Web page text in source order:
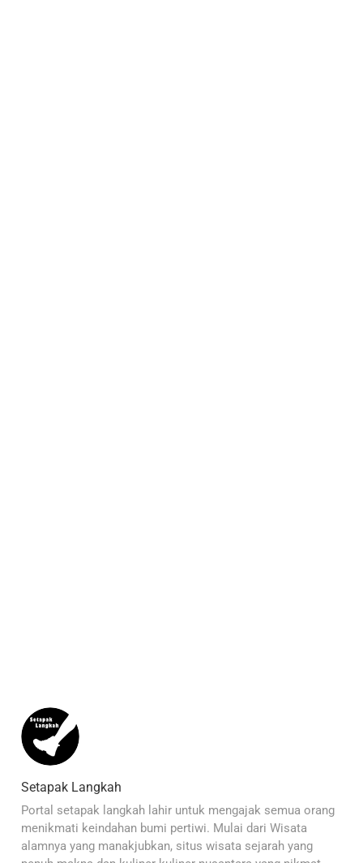
Setapak Langkah
Portal setapak langkah lahir untuk mengajak semua orang
menikmati keindahan bumi pertiwi. Mulai dari Wisata
alamnya yang manakjubkan, situs wisata sejarah yang